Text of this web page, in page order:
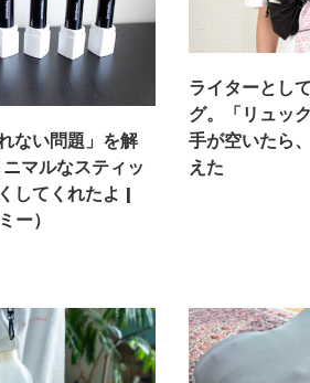
ない問題」を解
マルなスティッ
してくれたよ |
ー）
ライターとし
グ。「リュッ
手が空いたら
えた